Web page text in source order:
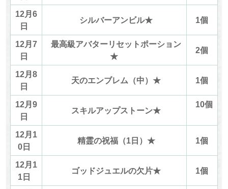
12月6
日
シルバーアンビル★ 1個
12月7
日
最高級アバターリセットポーション
★
2個
12月8
日
天のエンブレム（中）★ 1個
12月9
日
スキルアップストーン★
10個
12月1
0日
精霊の祝福（1日）★ 1個
12月1
1日
ゴッドジュエルの欠片★ 1個